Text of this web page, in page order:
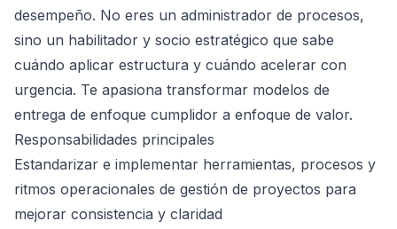
desempeño. No eres un administrador de procesos,
sino un habilitador y socio estratégico que sabe
cuándo aplicar estructura y cuándo acelerar con
urgencia. Te apasiona transformar modelos de
entrega de enfoque cumplidor a enfoque de valor.
Responsabilidades principales
Estandarizar e implementar herramientas, procesos y
ritmos operacionales de gestión de proyectos para
mejorar consistencia y claridad